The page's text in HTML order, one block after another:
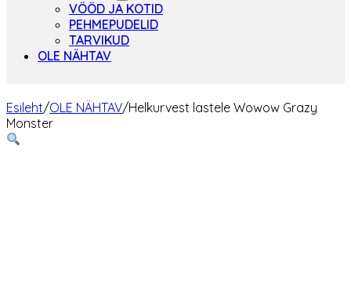
VÖÖD JA KOTID
PEHMEPUDELID
TARVIKUD
OLE NÄHTAV
Esileht/OLE NÄHTAV/Helkurvest lastele Wowow Grazy
Monster